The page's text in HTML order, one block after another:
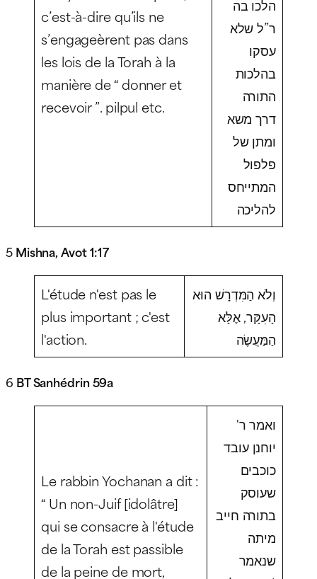
c’est-à-dire qu’ils ne
s’engageèrent pas dans
les lois de la Torah à la
manière de “ donner et
recevoir ”. pilpul etc.
הלכו בה
ר”ל שלא
עסקו
בהלכות
התורה
דרך משא
ומתן של
פלפול
המתייחס
להליכה
5Mishna, Avot 1:17
L'étude n'est pas le
plus important ; c'est
l'action.
וְלֹא הַמִּדְרָשׁ הוּא
הָעִקָּר, אֶלָּא
הַמַּעֲשֶׂה
6 BT Sanhédrin 59a
Le rabbin Yochanan a dit :
“ Un non-Juif [idolâtre]
qui se consacre à l'étude
de la Torah est passible
de la peine de mort,
ואמר ר'
יוחנן עובד
כוכבים
שעוסק
בתורה חייב
מיתה
שנאמר